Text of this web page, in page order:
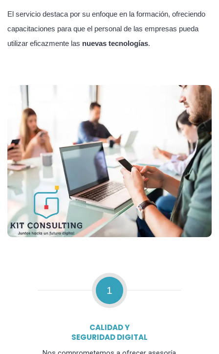
El servicio destaca por su enfoque en la formación, ofreciendo
capacitaciones para que el personal de las empresas pueda
utilizar eficazmente las nuevas tecnologías.
1
CALIDAD Y
SEGURIDAD DIGITAL